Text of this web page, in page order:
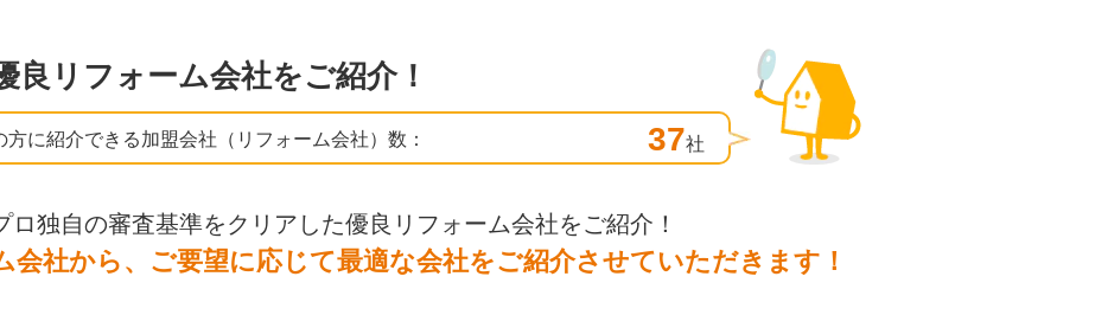
良リフォーム会社をご紹介！
方に紹介できる加盟会社（リフォーム会社）数： 37社
ロ独自の審査基準をクリアした優良リフォーム会社をご紹介！
会社から、ご要望に応じて最適な会社をご紹介させていただきます！